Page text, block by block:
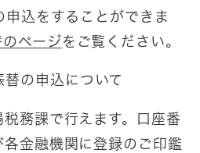
込をすることができま
ページをご覧ください。
の申込について
務課で行えます。口座番
金融機関に登録のご印鑑